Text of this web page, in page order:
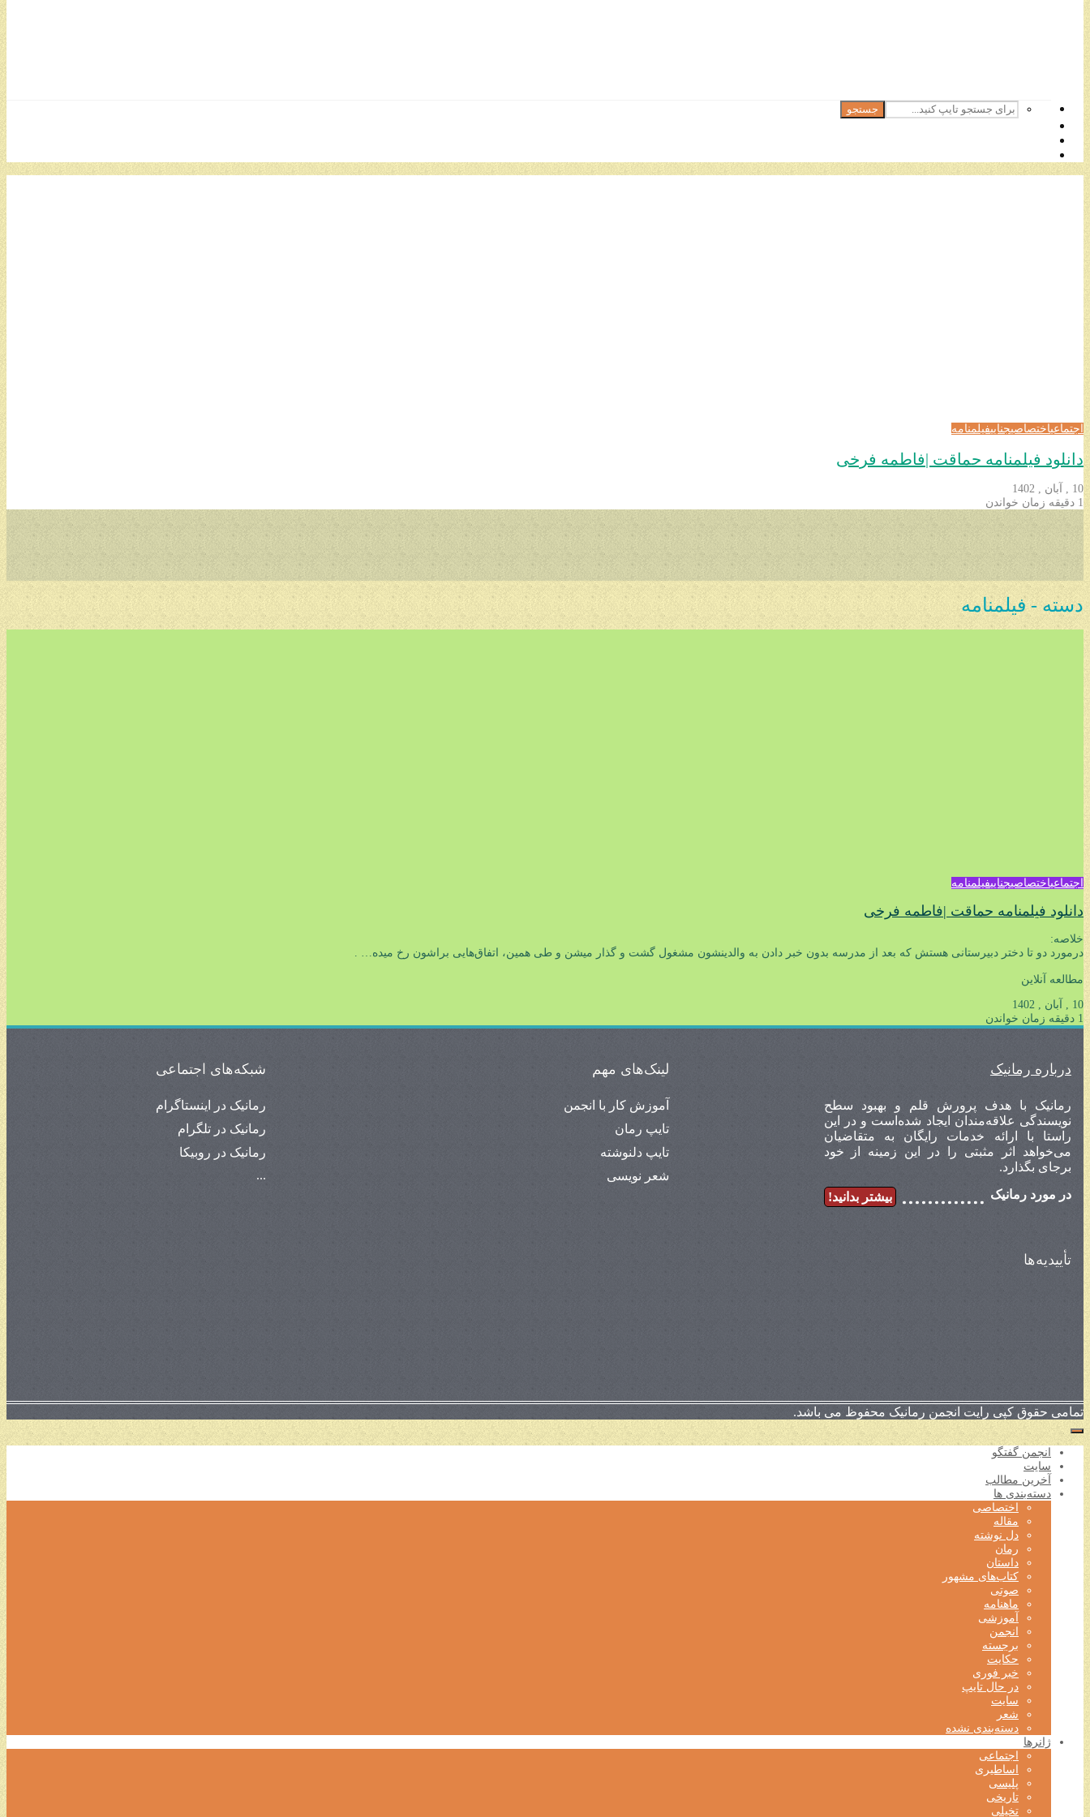
جستجو
اجتماعیاختصاصیجناییفیلمنامه
دانلود فیلمنامه حماقت |فاطمه فرخی
10 , آبان , 1402
1 دقیقه زمان خواندن
دسته - فیلمنامه
اجتماعیاختصاصیجناییفیلمنامه
دانلود فیلمنامه حماقت |فاطمه فرخی
خلاصه:
درمورد دو تا دختر دبیرستانی هستش که بعد از مدرسه بدون خبر دادن به والدینشون مشغول گشت و گذار میشن و طی همین، اتفاق‌هایی براشون رخ میده… .
مطالعه آنلاین
10 , آبان , 1402
1 دقیقه زمان خواندن
درباره رمانیک
رمانیک با هدف پرورش قلم و بهبود سطح
نویسندگی علاقه‌مندان ایجاد شده‌است و در این
راستا با ارائه خدمات رایگان به متقاضیان
می‌خواهد اثر مثبتی را در این زمینه از خود
برجای بگذارد.
در مورد رمانیک
بیشتر بدانید!
لینک‌های مهم
آموزش کار با انجمن
تایپ رمان
تایپ دلنوشته
شعر نویسی
شبکه‌های اجتماعی
رمانیک در اینستاگرام
رمانیک در تلگرام
رمانیک در روبیکا
...
تأییدیه‌ها
تمامی حقوق کپی رایت انجمن رمانیک محفوظ می باشد.
انجمن گفتگو
سایت
آخرین مطالب
دسته‌بندی ها
اختصاصی
مقاله
دل نوشته
رمان
داستان
کتاب‌های مشهور
صوتی
ماهنامه
آموزشی
انجمن
برجسته
حکایت
خبر فوری
در حال تایپ
سایت
شعر
دسته‌بندی نشده
ژانرها
اجتماعی
اساطیری
پلیسی
تاریخی
تخیلی